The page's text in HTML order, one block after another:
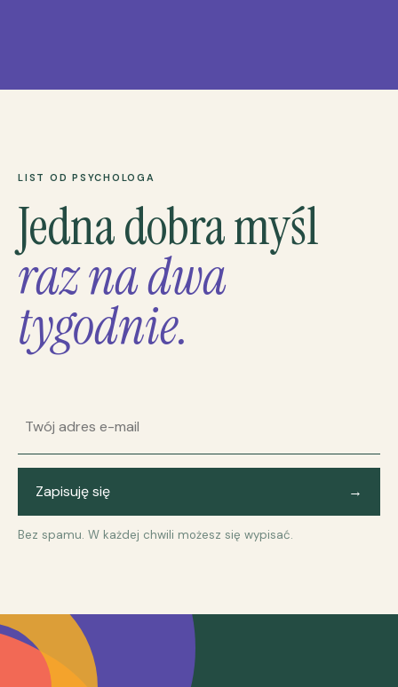
LIST OD PSYCHOLOGA
Jedna dobra myśl
raz na dwa
tygodnie.
Zapisuję się →
Bez spamu. W każdej chwili możesz się wypisać.